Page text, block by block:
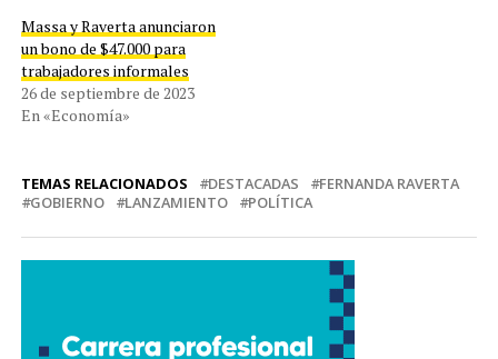
Massa y Raverta anunciaron
un bono de $47.000 para
trabajadores informales
26 de septiembre de 2023
En «Economía»
TEMAS RELACIONADOS DESTACADAS
FERNANDA RAVERTA
GOBIERNO
LANZAMIENTO POLÍTICA